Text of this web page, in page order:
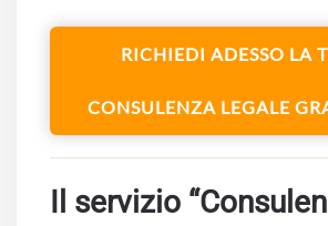
RICHIEDI ADESSO LA
CONSULENZA LEGALE
Il servizio